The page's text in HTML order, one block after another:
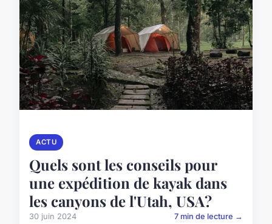
ACTU
Quels sont les conseils pour
une expédition de kayak dans
les canyons de l'Utah, USA?
30 juin 2024 7 min de lecture →